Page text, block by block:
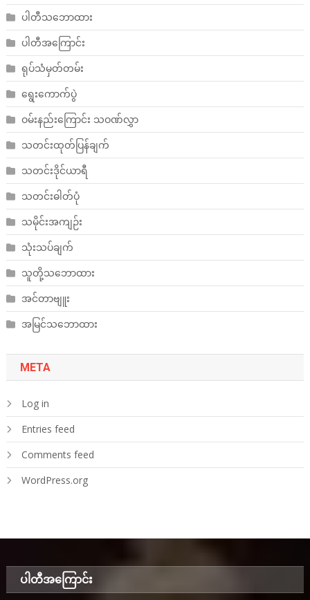
ပါတီသဘောထား
ပါတီအကြောင်း
ရုပ်သံမှတ်တမ်း
ရွေးကောက်ပွဲ
ဝမ်းနည်းကြောင်း သဝဏ်လွှာ
သတင်းထုတ်ပြန်ချက်
သတင်းဒိုင်ယာရီ
သတင်းဓါတ်ပုံ
သမိုင်းအကျဉ်း
သုံးသပ်ချက်
သူတို့သဘောထား
အင်တာဗျူး
အမြင်သဘောထား
META
Log in
Entries feed
Comments feed
WordPress.org
ပါတီအ‌ကြောင်း